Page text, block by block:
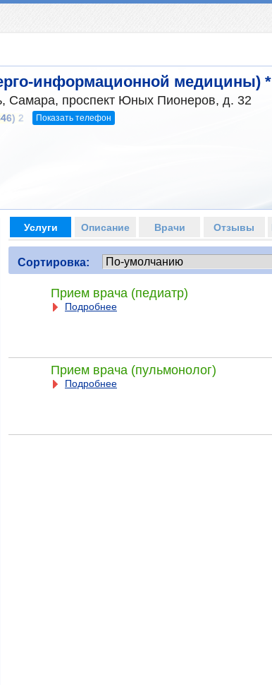
информационной медицины) *
Самара, проспект Юных Пионеров, д. 32
2 Показать телефон
Услуги Описание Врачи Отзывы
Сортировка:
Прием врача (педиатр)
Подробнее
Прием врача (пульмонолог)
Подробнее